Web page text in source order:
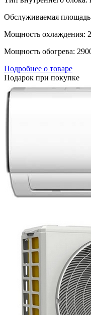
Обслуживаемая
Мощность охлаждения:
Мощность обогрева:
Подробнее о товаре
Подарок при покупке